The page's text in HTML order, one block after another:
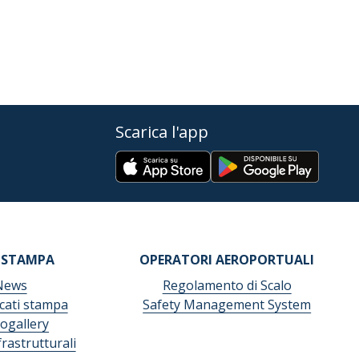
Scarica l'app
stampa
OPERATORI AEROPORTUALI
Regolamento di Scalo
Safety Management System